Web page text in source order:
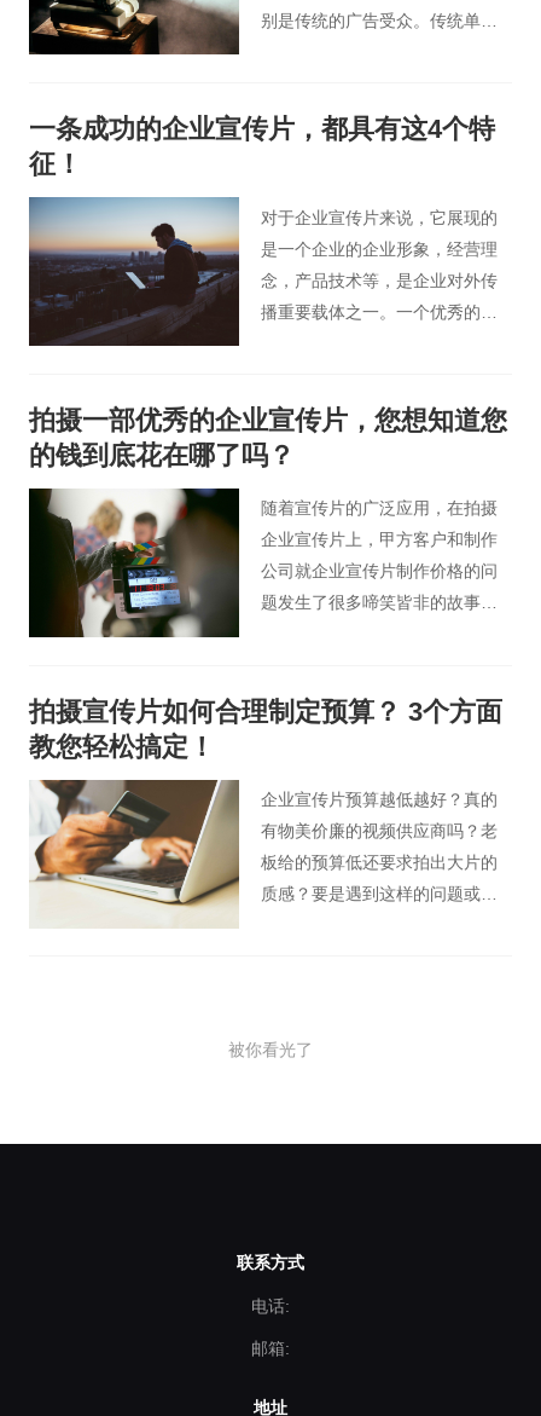
别是传统的广告受众。传统单一
管是内容还是拍摄手法，他们都
有更高的要求。那么企业在拍摄
今天，桃花谷影视广告小编就带
大家一起来了解一下。
一条成功的企业宣传片，都具有这4个特
征！
对于企业宣传片来说，它展现的
是一个企业的企业形象，经营理
念，产品技术等，是企业对外传
播重要载体之一。一个优秀的企
这样的企业宣传片才会让受众更
加清晰的了解企业。 那如何能才
能做到这样呢？其实企业宣传片
的制作要有以下几要素：
拍摄一部优秀的企业宣传片，您想知道您
的钱到底花在哪了吗？
随着宣传片的广泛应用，在拍摄
企业宣传片上，甲方客户和制作
公司就企业宣传片制作价格的问
题发生了很多啼笑皆非的故事。
于企业的宣传是毫不吝啬的，那
为什么单单对于企业宣传片就不
是甲方客户不知道他的钱花在了
哪里，所以就导致出现甲方客户
看似不舍得花钱的样子。那各位
甲方爸爸，您想知道您的钱到底
拍摄宣传片如何合理制定预算？ 3个方面
教您轻松搞定！
企业宣传片预算越低越好？真的
有物美价廉的视频供应商吗？老
板给的预算低还要求拍出大片的
质感？要是遇到这样的问题或烦
算难题。
被你看光了
联系方式
电话:
邮箱:
地址